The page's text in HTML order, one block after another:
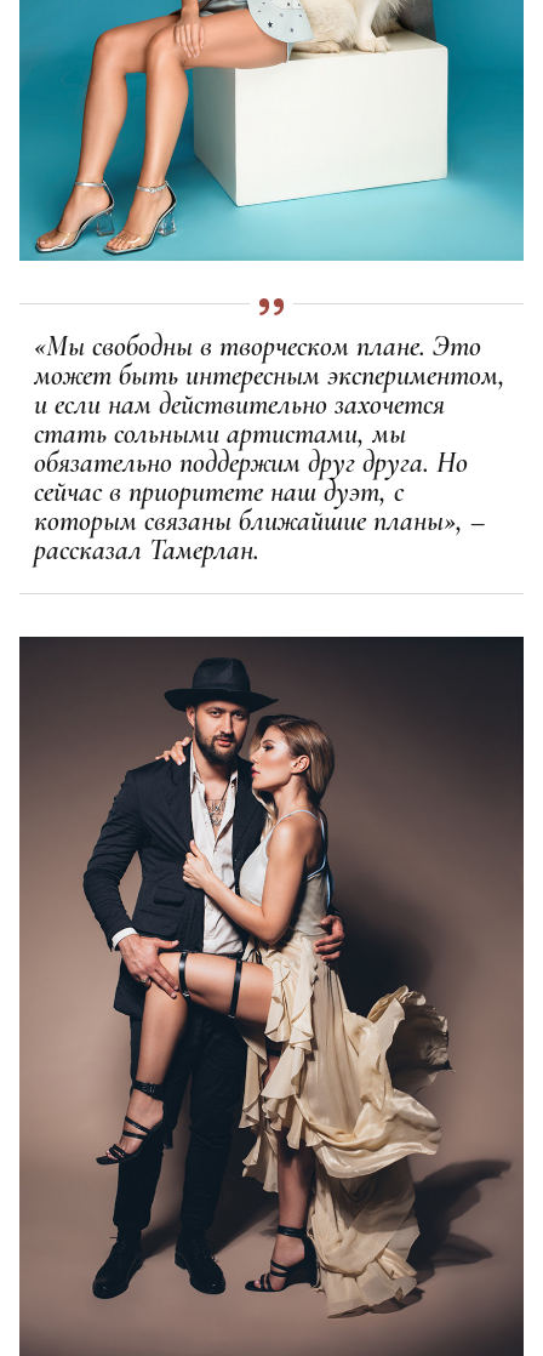
«Мы свободны в творческом плане. Это
может быть интересным экспериментом,
и если нам действительно захочется
стать сольными артистами, мы
обязательно поддержим друг друга. Но
сейчас в приоритете наш дуэт, с
которым связаны ближайшие планы», –
рассказал Тамерлан.